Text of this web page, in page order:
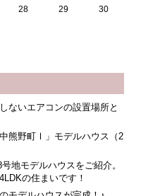
28 29 30
ないエアコンの設置場所と
熊野町Ⅰ」モデルハウス（2
地モデルハウスをご紹介。
の住まいです！